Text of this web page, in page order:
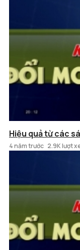
Hiệu quả từ các
4 năm trước 2.9K lượt